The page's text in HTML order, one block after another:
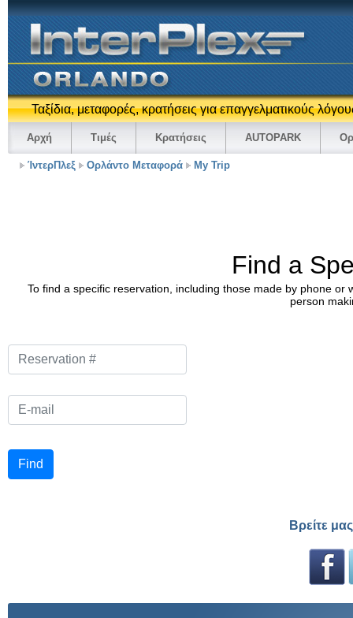
Ταξίδια, μεταφορές, κρατήσεις για επαγγελματικούς
Αρχή Τιμές Κρατήσεις AUTOPARK
ΊντερΠλεξ Ορλάντο Μεταφορά My Trip
Βρείτε